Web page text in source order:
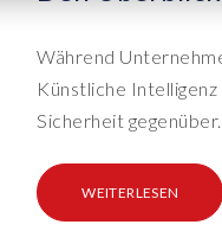
HCM Productivity
Document Builder™
Transformation
Transformation
System
(SLO)
in Live und On-Demand
& mehr...
Whitepaper usw. zum
how mit unseren Videos
Sie uns
Während
Künstliche
Sicherheit
WEITERLESEN